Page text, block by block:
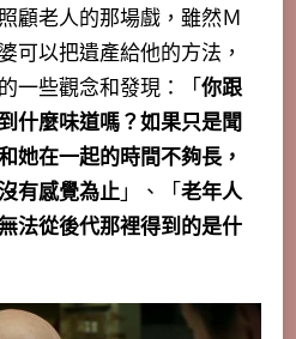
顧老人的那場戲，雖然Ｍ
可以把遺產給他的方法，
一些觀念和發現：「你跟
什麼味道嗎？如果只是聞
她在一起的時間不夠長，
有感覺為止」、「老年人
法從後代那裡得到的是什